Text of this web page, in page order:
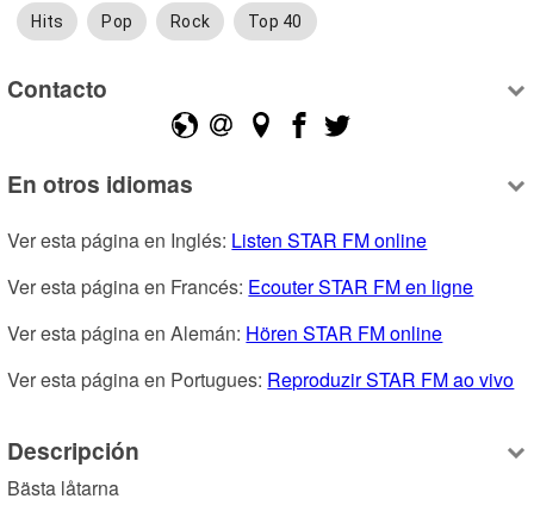
Hits Pop Rock Top 40
Contacto
En otros idiomas
Ver esta página en Inglés: Listen STAR FM online
Ver esta página en Francés: Ecouter STAR FM en ligne
Ver esta página en Alemán: Hören STAR FM online
Ver esta página en Portugues: Reproduzir STAR FM ao vivo
Descripción
Bästa låtarna